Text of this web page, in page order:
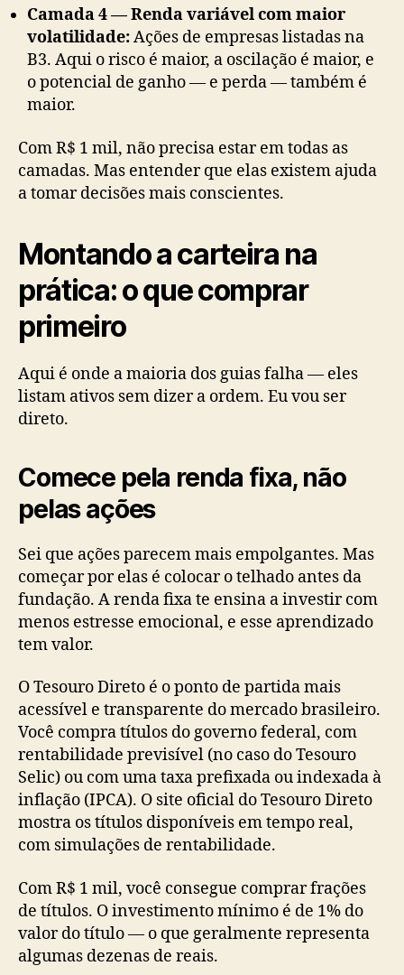
Camada 4 — Renda variável com maior
volatilidade:Ações de empresas listadas na
B3. Aqui o risco é maior, a oscilação é maior, e
o potencial de ganho — e perda — também é
maior.
Com R$ 1 mil, não precisa estar em todas as
camadas. Mas entender que elas existem ajuda
a tomar decisões mais conscientes.
Montando a carteira na
prática: o que comprar
primeiro
Aqui é onde a maioria dos guias falha — eles
listam ativos sem dizer a ordem. Eu vou ser
direto.
Comece pela renda fixa, não
pelas ações
Sei que ações parecem mais empolgantes. Mas
começar por elas é colocar o telhado antes da
fundação. A renda fixa te ensina a investir com
menos estresse emocional, e esse aprendizado
tem valor.
O Tesouro Direto é o ponto de partida mais
acessível e transparente do mercado brasileiro.
Você compra títulos do governo federal, com
rentabilidade previsível (no caso do Tesouro
Selic) ou com uma taxa prefixada ou indexada à
inflação (IPCA). O site oficial do Tesouro Direto
mostra os títulos disponíveis em tempo real,
com simulações de rentabilidade.
Com R$ 1 mil, você consegue comprar frações
de títulos. O investimento mínimo é de 1% do
valor do título — o que geralmente representa
algumas dezenas de reais.